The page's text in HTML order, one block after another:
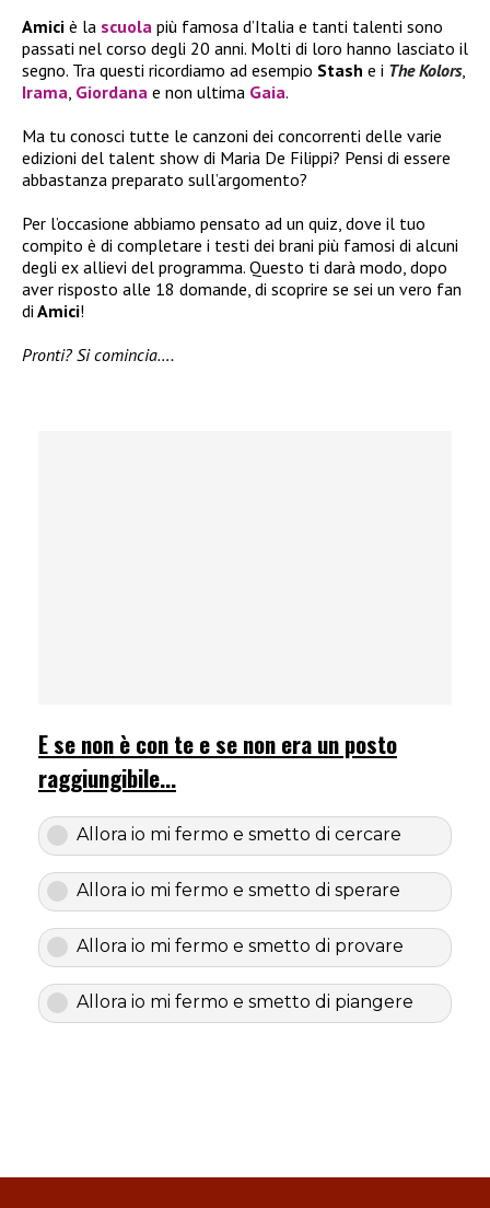
Amici è la scuola più famosa d’Italia e tanti talenti sono
passati nel corso degli 20 anni. Molti di loro hanno lasciato il
segno. Tra questi ricordiamo ad esempio Stash e i The Kolors,
Irama, Giordana e non ultima Gaia.
Ma tu conosci tutte le canzoni dei concorrenti delle varie
edizioni del talent show di Maria De Filippi? Pensi di essere
abbastanza preparato sull’argomento?
Per l’occasione abbiamo pensato ad un quiz, dove il tuo
compito è di completare i testi dei brani più famosi di alcuni
degli ex allievi del programma. Questo ti darà modo, dopo
aver risposto alle 18 domande, di scoprire se sei un vero fan
di Amici!
Pronti? Si comincia….
E se non è con te e se non era un posto
raggiungibile...
Allora io mi fermo e smetto di cercare
Allora io mi fermo e smetto di sperare
Allora io mi fermo e smetto di provare
Allora io mi fermo e smetto di piangere